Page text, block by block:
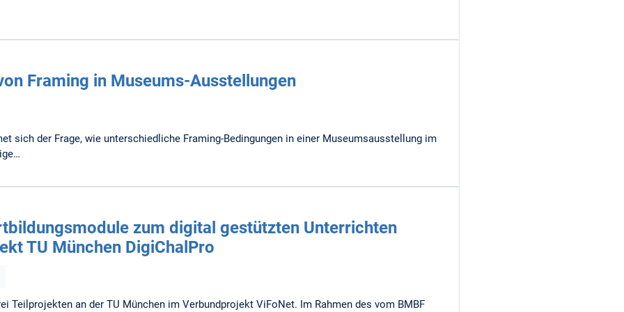
Framing in Museums-Ausstellungen
sich der Frage, wie unterschiedliche Framing-Bedingungen in einer Museumsausstellung im
zum digital gestützten Unterrichten
TU München DigiChalPro
Teilprojekten an der TU München im Verbundprojekt ViFoNet. Im Rahmen des vom BMBF